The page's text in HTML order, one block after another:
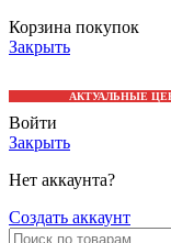
Корзина покупок
Закрыть
АКТУАЛЬНЫЕ
Войти
Закрыть
Нет аккаунта?
Создать аккаунт